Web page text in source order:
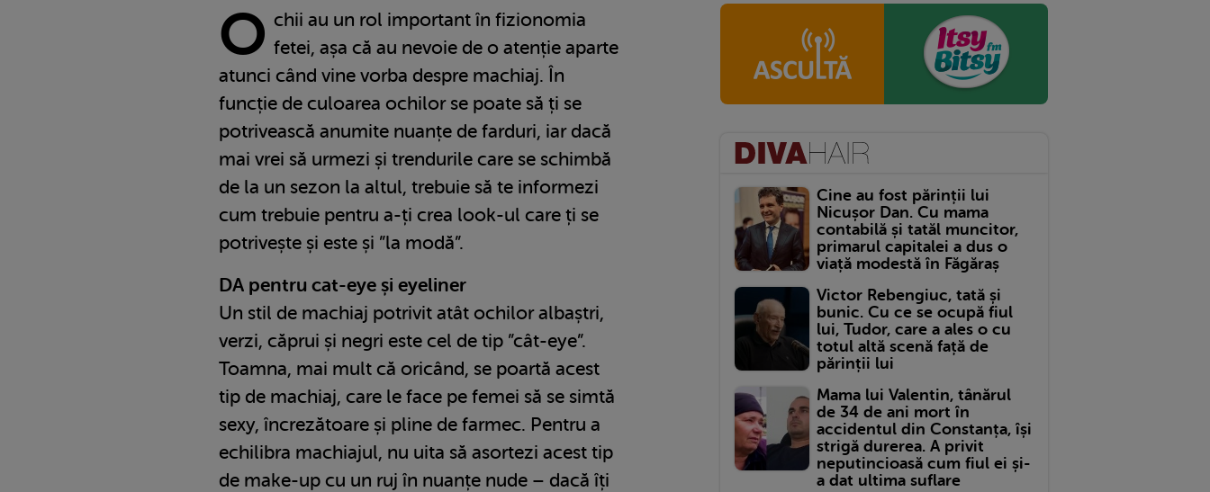
O chii au un rol important în fizionomia
fetei, așa că au nevoie de o atenție aparte
atunci când vine vorba despre machiaj. În
funcție de culoarea ochilor se poate să ți se
potrivească anumite nuanțe de farduri, iar dacă
mai vrei să urmezi și trendurile care se schimbă
de la un sezon la altul, trebuie să te informezi
cum trebuie pentru a-ți crea look-ul care ți se
potrivește și este și ”la modă”.
DA pentru cat-eye și eyeliner
Un stil de machiaj potrivit atât ochilor albaștri,
verzi, căprui și negri este cel de tip ”cât-eye”.
Toamna, mai mult că oricând, se poartă acest
tip de machiaj, care le face pe femei să se simtă
sexy, încrezătoare și pline de farmec. Pentru a
echilibra machiajul, nu uita să asortezi acest tip
de make-up cu un ruj în nuanțe nude – dacă îți
Cine au fost părinții lui
Nicușor Dan. Cu mama
contabilă și tatăl muncitor,
primarul capitalei a dus o
viață modestă în Făgăraș
Victor Rebengiuc, tată și
bunic. Cu ce se ocupă fiul
lui, Tudor, care a ales o cu
totul altă scenă față de
părinții lui
Mama lui Valentin, tânărul
de 34 de ani mort în
accidentul din Constanța, își
strigă durerea. A privit
neputincioasă cum fiul ei și-
a dat ultima suflare